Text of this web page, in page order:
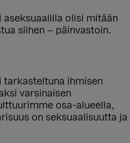
olisi mitään
siihen – päinvastoin.
tarkasteltuna ihmisen
varsinaisen
osa-alueella,
on seksuaalisuutta ja